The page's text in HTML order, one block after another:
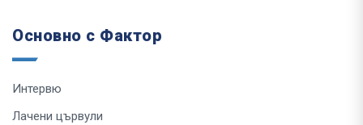
Основно с Фактор
Интервю
Лачени цървули